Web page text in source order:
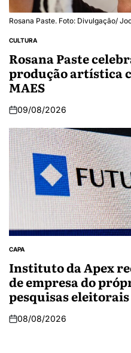
Rosana Paste. Foto: Divulgação/
CULTURA
Rosana Paste
produção artística
MAES
09/08/2026
CAPA
Instituto da Apex
de empresa do
pesquisas eleitorais
08/08/2026